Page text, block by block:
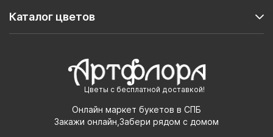
Цветы с бесплатной доставкой!
Онлайн маркет букетов в СПБ
Закажи онлайн,Забери рядом с домом
Каталог цветов